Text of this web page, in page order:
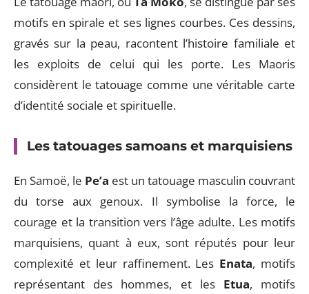
motifs en spirale et ses lignes courbes. Ces dessins,
gravés sur la peau, racontent l’histoire familiale et
les exploits de celui qui les porte. Les Maoris
considèrent le tatouage comme une véritable carte
d’identité sociale et spirituelle.
Les tatouages samoans et marquisiens
En Samoë, le Pe’a est un tatouage masculin couvrant
du torse aux genoux. Il symbolise la force, le
courage et la transition vers l’âge adulte. Les motifs
marquisiens, quant à eux, sont réputés pour leur
complexité et leur raffinement. Les Enata, motifs
représentant des hommes, et les Etua, motifs